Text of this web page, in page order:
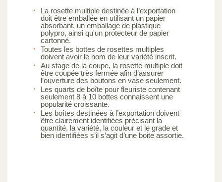
La rosette multiple destinée à l’exportation
doit être emballée en utilisant un papier
absorbant, un emballage de plastique
polypro, ainsi qu'un protecteur de papier
cartonné.
Toutes les bottes de rosettes multiples
doivent avoir le nom de leur variété inscrit.
Au stage de la coupe, la rosette multiple doit
être coupée très fermée afin d’assurer
l’ouverture des boutons en vase seulement.
Les quarts de boîte pour fleuriste contenant
seulement 8 à 10 bottes connaissent une
popularité croissante.
Les boîtes destinées à l’exportation doivent
être clairement identifiées précisant la
quantité, la variété, la couleur et le grade et
bien identifiées s’il s’agit d’une boite assortie.